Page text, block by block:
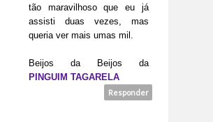
tão maravilhoso que eu já
assisti duas vezes, mas
queria ver mais umas mil.
Beijos da Beijos da
PINGUIM TAGARELA
Responder